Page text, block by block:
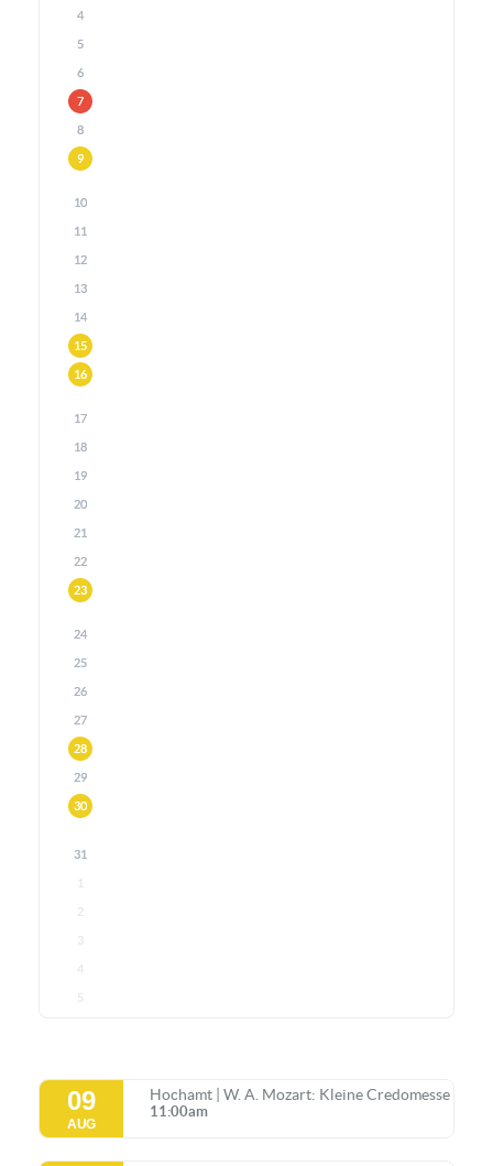
4
5
6
7
8
9
10
11
12
13
14
15
16
17
18
19
20
21
22
23
24
25
26
27
28
29
30
31
1
2
3
4
5
09
AUG
Hochamt | W. A. Mozart: Kleine Credomesse
11:00am